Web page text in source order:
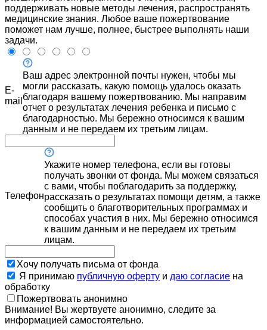
поддерживать новые методы лечения, распространять
медицинские знания. Любое ваше пожертвование
поможет нам лучше, полнее, быстрее выполнять наши
задачи.
E-
mail
Ваш адрес электронной почты нужен, чтобы мы
могли рассказать, какую помощь удалось оказать
благодаря вашему пожертвованию. Мы направим
отчет о результатах лечения ребенка и письмо с
благодарностью. Мы бережно относимся к вашим
данным и не передаем их третьим лицам.
Телефон
Укажите номер телефона, если вы готовы
получать звонки от фонда. Мы можем связаться
с вами, чтобы поблагодарить за поддержку,
рассказать о результатах помощи детям, а также
сообщить о благотворительных программах и
способах участия в них. Мы бережно относимся
к вашим данным и не передаем их третьим
лицам.
Хочу получать письма от фонда
Я принимаю публичную оферту и даю согласие на
обработку
Пожертвовать анонимно
Внимание! Вы жертвуете анонимно, следите за
информацией самостоятельно.